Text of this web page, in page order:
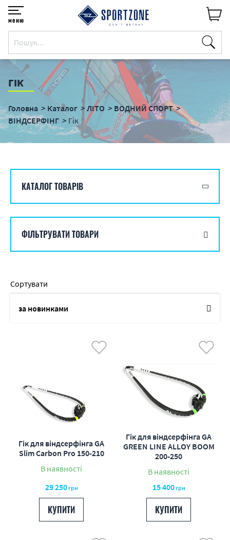
меню
ГІК
Головна Каталог ЛІТО
ВОДНИЙ СПОРТ
ВІНДСЕРФІНГ
Гік
КАТАЛОГ ТОВАРІВ
ФІЛЬТРУВАТИ ТОВАРИ
Сортувати
за новинками
від дешевих до дорогих
по наявності
по акціям
Гік для віндсерфінга GA
Slim Carbon Pro 150-210
В наявності
29 250грн
КУПИТИ
Гік для віндсерфінга GA
GREEN LINE ALLOY BOOM
200-250
В наявності
15 400грн
КУПИТИ